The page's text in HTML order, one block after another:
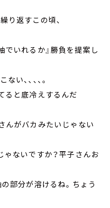
り返すこの頃、
でいれるか』勝負を提案し
、、、、。
ると底冷えするんだ
んがバカみたいじゃない
ゃないですか？平子さんお
部分が溶けるね。ちょう